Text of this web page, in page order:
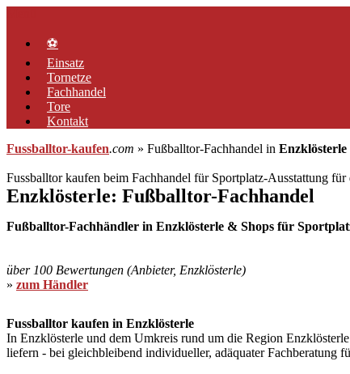
springen⚽
Einsatz
Tornetze
Fachhandel
Tore
Kontakt
Fussballtor-kaufen.com » Fußballtor-Fachhandel in Enzklösterle
Fussballtor kaufen beim Fachhandel für Sportplatz-Ausstattung für
Enzklösterle: Fußballtor-Fachhandel
Fußballtor-Fachhändler in Enzklösterle & Shops für
über 100 Bewertungen (Anbieter, Enzklösterle)
» zum Händler
Fussballtor kaufen in Enzklösterle
In Enzklösterle und dem Umkreis rund um die Region
liefern - bei gleichbleibend individueller, adäquater Fachberatung